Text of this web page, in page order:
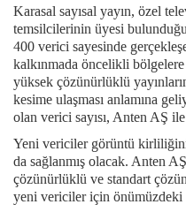
Karasal sayısal yayın, özel
temsilcilerinin üyesi
400 verici sayesinde
kalkınmada öncelikli
yüksek çözünürlüklü
kesime ulaşması anlamına
olan verici sayısı, Anten AŞ
Yeni vericiler görüntü
da sağlanmış olacak. Anten
çözünürlüklü ve standart
yeni vericiler için önümüzdeki